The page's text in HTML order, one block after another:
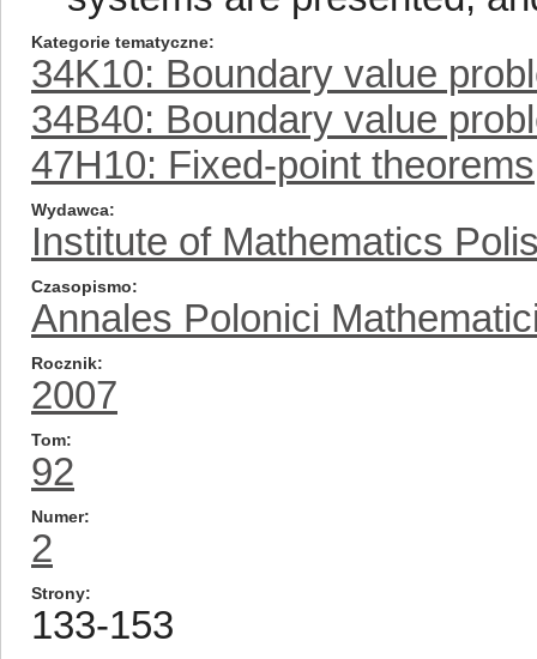
Kategorie tematyczne
34K10: Boundary value
34B40: Boundary value
47H10: Fixed-point theorems
Wydawca
Institute of Mathematics
Czasopismo
Annales Polonici
Rocznik
2007
Tom
92
Numer
2
Strony
133-153